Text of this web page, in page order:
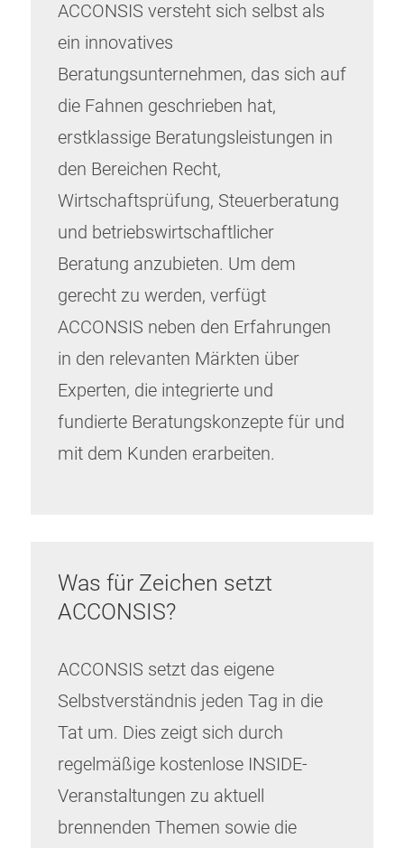
ACCONSIS versteht sich selbst als
ein innovatives
Beratungsunternehmen, das sich auf
die Fahnen geschrieben hat,
erstklassige Beratungsleistungen in
den Bereichen Recht,
Wirtschaftsprüfung, Steuerberatung
und betriebswirtschaftlicher
Beratung anzubieten. Um dem
gerecht zu werden, verfügt
ACCONSIS neben den Erfahrungen
in den relevanten Märkten über
Experten, die integrierte und
fundierte Beratungskonzepte für und
mit dem Kunden erarbeiten.
Was für Zeichen setzt
ACCONSIS?
ACCONSIS setzt das eigene
Selbstverständnis jeden Tag in die
Tat um. Dies zeigt sich durch
regelmäßige kostenlose INSIDE-
Veranstaltungen zu aktuell
brennenden Themen sowie die